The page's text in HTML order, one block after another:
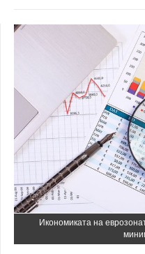
Икономиката на